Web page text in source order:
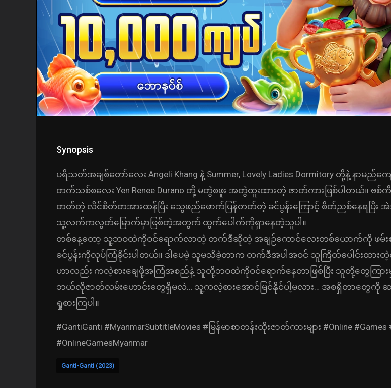
Synopsis
ပရိသတ်အချစ်တော်လေး Angeli Khang နဲ့ Summer, Lovely Ladies Dormitory တို့နဲ့ နာမည်က
တက်သစ်စလေး Yen Renee Durano တို့ မတွဲစဖူး အတွဲထူးထားတဲ့ ဇာတ်ကားဖြစ်ပါတယ်။ ဗ
တတ်တဲ့ လိင်စိတ်တအားထန်ပြီး သွေဖည်ဖောက်ပြန်တတ်တဲ့ ခင်ပွန်းကြောင့် စိတ်ညစ်နေရပြီး
သူ့လက်ကလွတ်မြောက်မှာဖြစ်တဲ့အတွက် ထွက်ပေါက်ကိုရှာနေတဲ့သူပါ။
တစ်နေ့တော့ သူ့ဘဝထဲကိုဝင်ရောက်လာတဲ့ တက်ဒီဆိုတဲ့ အချဉ်ကောင်လေးတစ်ယောက်ကို ဖမ်းစာ
ခင်ပွန်းကိုလုပ်ကြံခိုင်းပါတယ်။ ဒါပေမဲ့ သူမသိခဲ့တာက တက်ဒီအပါအဝင် သူကြိတ်ပေါင်းထား
ဟာလည်း ကလဲ့စားချေဖို့အကြံအစည်နဲ့ သူတို့ဘဝထဲကိုဝင်ရောက်နေတာဖြစ်ပြီး သူတို့တွေကြားမှ
ဘယ်လိုဇာတ်လမ်းဟောင်းတွေရှိမလဲ… သူ့ကလဲ့စားအောင်မြင်နိုင်ပါ့မလား… အစရှိတာတွေ
ရှုစားကြပါ။
#GantiGanti #MyanmarSubtitleMovies #မြန်မာစာတန်းထိုးဇာတ်ကားများ #Online #Games
#OnlineGamesMyanmar
Ganti-Ganti (2023)